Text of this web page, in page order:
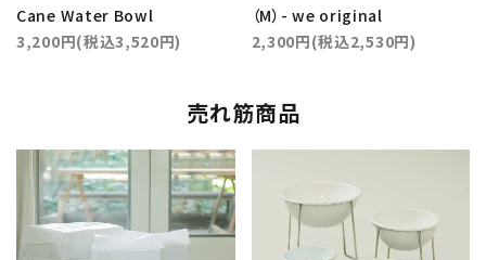
Cane Water Bowl
3,200円(税込3,520円)
（M）- we original
2,300円(税込2,530円)
売れ筋商品